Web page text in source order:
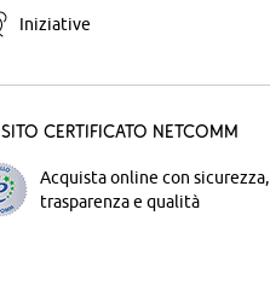
Iniziative
Sito certificato Netcomm
Acquista online con sicurezza,
trasparenza e qualità